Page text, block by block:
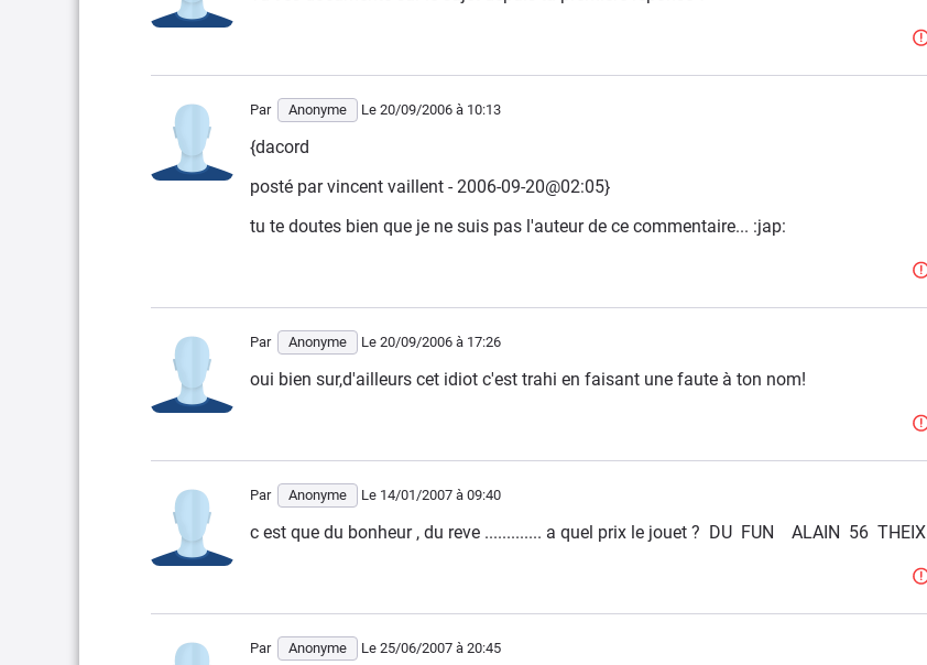
Par Anonyme Le 20/09/2006 à 10:13
{dacord
posté par vincent vaillent - 2006-09-20@02:05}
tu te doutes bien que je ne suis pas l'auteur de ce commentaire... :jap:
Par Anonyme Le 20/09/2006 à 17:26
oui bien sur,d'ailleurs cet idiot c'est trahi en faisant une faute à ton nom!
Par Anonyme Le 14/01/2007 à 09:40
c est que du bonheur , du reve ............. a quel prix le jouet ? DU FUN ALAIN 56 THEIX
Par Anonyme Le 25/06/2007 à 20:45